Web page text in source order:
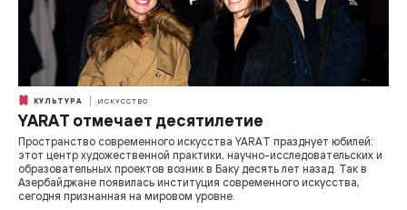
КУЛЬТУРА ИСКУССТВО
YARAT отмечает десятилетие
Пространство современного искусства YARAT празднует юбилей:
этот центр художественной практики, научно-исследовательских и
образовательных проектов возник в Баку десять лет назад. Так в
Азербайджане появилась институция современного искусства,
сегодня признанная на мировом уровне.